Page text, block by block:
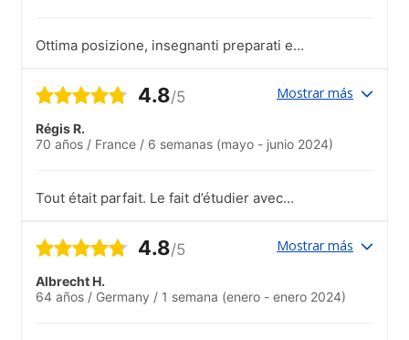
Ottima posizione, insegnanti preparati e
4.8/5 Mostrar más
Régis R.
70 años / France / 6 semanas (mayo - junio 2024)
Tout était parfait. Le fait d’étudier avec
4.8/5 Mostrar más
Albrecht H.
64 años / Germany / 1 semana (enero - enero 2024)